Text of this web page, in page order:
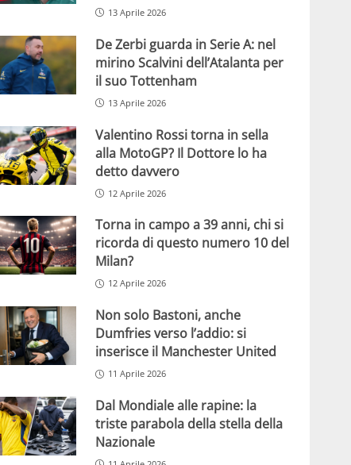
13 Aprile 2026
De Zerbi guarda in Serie A: nel
mirino Scalvini dell’Atalanta per
il suo Tottenham
13 Aprile 2026
Valentino Rossi torna in sella
alla MotoGP? Il Dottore lo ha
detto davvero
12 Aprile 2026
Torna in campo a 39 anni, chi si
ricorda di questo numero 10 del
Milan?
12 Aprile 2026
Non solo Bastoni, anche
Dumfries verso l’addio: si
inserisce il Manchester United
11 Aprile 2026
Dal Mondiale alle rapine: la
triste parabola della stella della
Nazionale